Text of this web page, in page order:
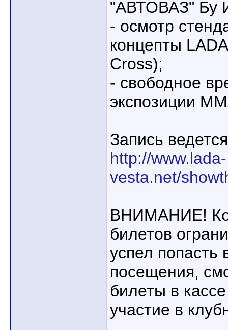
"АВТОВАЗ" Бу
- осмотр
концепты
Cross);
- свободное
экспозиции
Запись
http://www.lada-
vesta.net/
ВНИМАНИЕ!
билетов
успел попасть
посещения,
билеты в
участие в